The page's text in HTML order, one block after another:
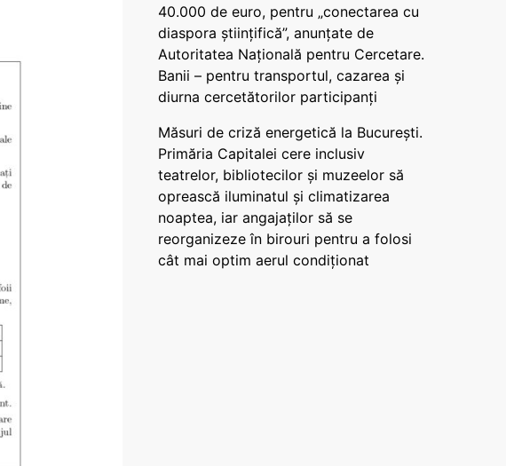
40.000 de euro, pentru „conectarea cu
diaspora științifică”, anunțate de
Autoritatea Națională pentru Cercetare.
Banii – pentru transportul, cazarea și
diurna cercetătorilor participanți
Măsuri de criză energetică la București.
Primăria Capitalei cere inclusiv
teatrelor, bibliotecilor și muzeelor să
oprească iluminatul și climatizarea
noaptea, iar angajaților să se
reorganizeze în birouri pentru a folosi
cât mai optim aerul condiționat